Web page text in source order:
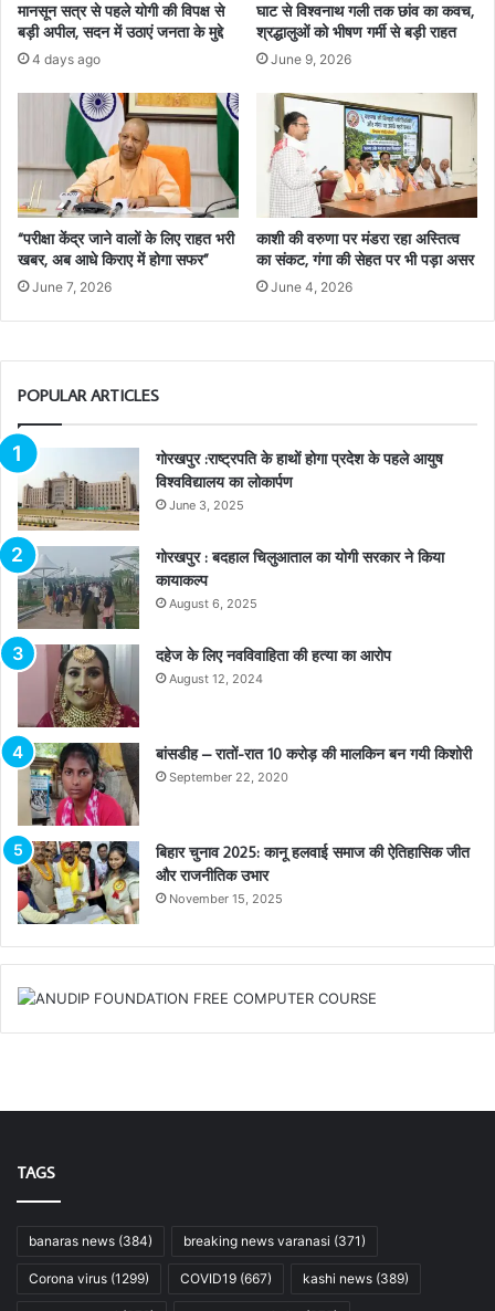
मानसून सत्र से पहले योगी की विपक्ष से
बड़ी अपील, सदन में उठाएं जनता के मुद्दे
4 days ago
घाट से विश्वनाथ गली तक छांव का कवच,
श्रद्धालुओं को भीषण गर्मी से बड़ी राहत
June 9, 2026
“परीक्षा केंद्र जाने वालों के लिए राहत भरी
खबर, अब आधे किराए में होगा सफर”
June 7, 2026
काशी की वरुणा पर मंडरा रहा अस्तित्व
का संकट, गंगा की सेहत पर भी पड़ा असर
June 4, 2026
POPULAR ARTICLES
गोरखपुर :राष्ट्रपति के हाथों होगा प्रदेश के पहले आयुष
विश्वविद्यालय का लोकार्पण
June 3, 2025
गोरखपुर : बदहाल चिलुआताल का योगी सरकार ने किया
कायाकल्प
August 6, 2025
दहेज के लिए नवविवाहिता की हत्या का आरोप
August 12, 2024
बांसडीह – रातों-रात 10 करोड़ की मालकिन बन गयी किशोरी
September 22, 2020
बिहार चुनाव 2025: कानू हलवाई समाज की ऐतिहासिक जीत
और राजनीतिक उभार
November 15, 2025
TAGS
banaras news (384) breaking news varanasi (371)
Corona virus (1299) COVID19 (667) kashi news (389)